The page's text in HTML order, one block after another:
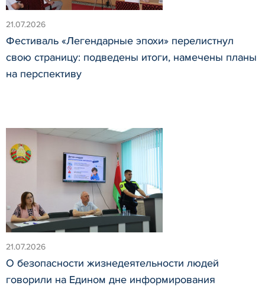
21.07.2026
Фестиваль «Легендарные эпохи» перелистнул
свою страницу: подведены итоги, намечены планы
на перспективу
21.07.2026
О безопасности жизнедеятельности людей
говорили на Едином дне информирования